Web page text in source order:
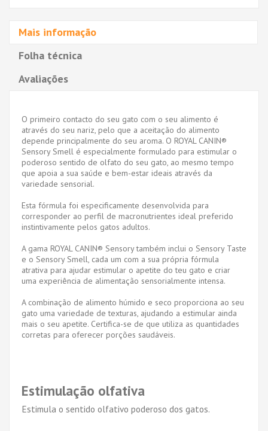
Mais informação
Folha técnica
Avaliações
O primeiro contacto do seu gato com o seu alimento é
através do seu nariz, pelo que a aceitação do alimento
depende principalmente do seu aroma. O ROYAL CANIN®
Sensory Smell é especialmente formulado para estimular o
poderoso sentido de olfato do seu gato, ao mesmo tempo
que apoia a sua saúde e bem-estar ideais através da
variedade sensorial.
Esta fórmula foi especificamente desenvolvida para
corresponder ao perfil de macronutrientes ideal preferido
instintivamente pelos gatos adultos.
A gama ROYAL CANIN® Sensory também inclui o Sensory Taste
e o Sensory Smell, cada um com a sua própria fórmula
atrativa para ajudar estimular o apetite do teu gato e criar
uma experiência de alimentação sensorialmente intensa.
A combinação de alimento húmido e seco proporciona ao seu
gato uma variedade de texturas, ajudando a estimular ainda
mais o seu apetite. Certifica-se de que utiliza as quantidades
corretas para oferecer porções saudáveis.
Estimulação olfativa
Estimula o sentido olfativo poderoso dos gatos.